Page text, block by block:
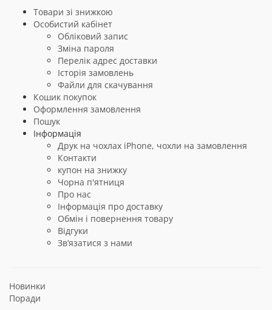
Товари зі знижкою
Особистий кабінет
Обліковий запис
Зміна пароля
Перелік адрес доставки
Історія замовлень
Файли для скачування
Кошик покупок
Оформлення замовлення
Пошук
Інформація
Друк на чохлах iPhone, чохли на замовлення
Контакти
купон на знижку
Чорна п'ятниця
Про нас
Інформація про доставку
Обмін і повернення товару
Відгуки
Зв’язатися з нами
Новинки
Поради